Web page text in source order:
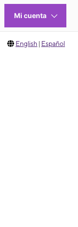
English | Español